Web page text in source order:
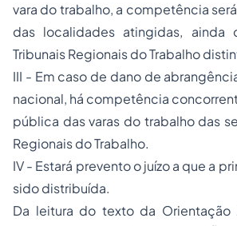
vara do trabalho, a competência
das localidades atingidas, ainda
Tribunais Regionais do Trabalho
III - Em caso de dano de
nacional, há competência
pública das varas do trabalho das
Regionais do Trabalho.
IV - Estará prevento o juízo a que a
sido distribuída.
Da leitura do texto da Orientação